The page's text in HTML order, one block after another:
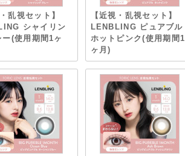
乱視セット】
シャイリン
ー(使用期間1ヶ
【近視・乱視セット】
LENBLING ピュアブル
ホットピンク(使用期間1
ヶ月)